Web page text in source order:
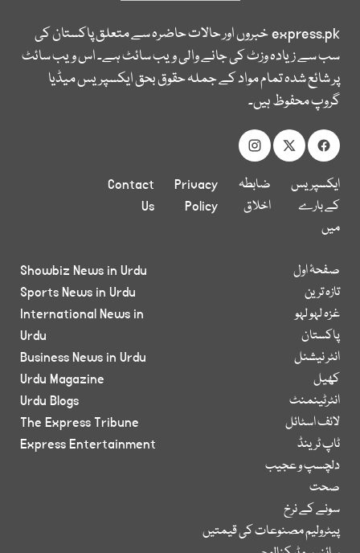
express.pkخبروں اور حالات حاضرہ سے متعلق پاکستان کی
سب سے زیادہ وزٹ کی جانے والی ویب سائٹ ہے۔ اس ویب سائٹ
پر شائع شدہ تمام مواد کے جملہ حقوق بحق ایکسپریس میڈیا
گروپ محفوظ ہیں۔
ایکسپریس
کے بارے
میں
ضابطہ
اخلاق
Privacy
Policy
Contact
Us
صفحۂ اول
تازہ ترین
غزہ لہو لہو
پاکستان
انٹر نیشنل
کھیل
انٹرٹینمنٹ
لائف اسٹائل
ٹاپ ٹرینڈ
دلچسپ و عجیب
صحت
سونے کے نرخ
پیٹرولیم مصنوعات کی قیمتیں
Showbiz News in Urdu
Sports News in Urdu
International News in
Urdu
Business News in Urdu
Urdu Magazine
Urdu Blogs
The Express Tribune
Express Entertainment